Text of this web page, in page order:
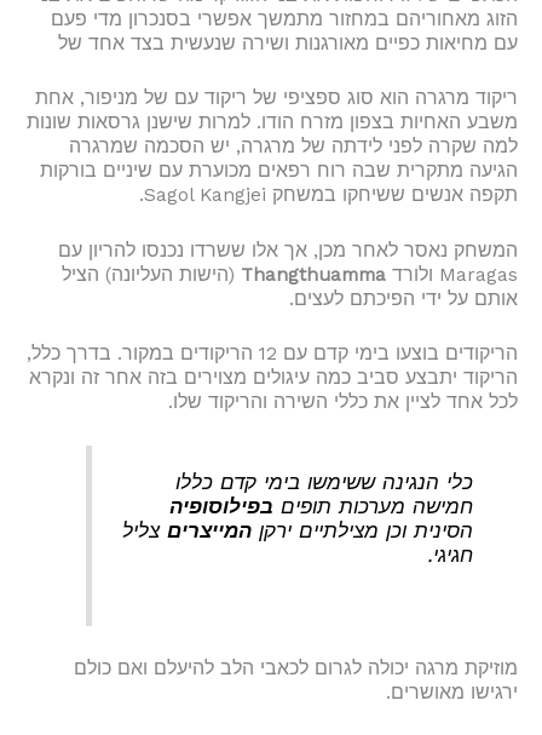
הזוג מאחוריהם במחזור מתמשך אפשרי בסנכרון מדי פעם
עם מחיאות כפיים מאורגנות ושירה שנעשית בצד אחד של
ריקוד מרגרה הוא סוג ספציפי של ריקוד עם של מניפור, אחת
משבע האחיות בצפון מזרח הודו. למרות שישנן גרסאות שונות
למה שקרה לפני לידתה של מרגרה, יש הסכמה שמרגרה
הגיעה מתקרית שבה רוח רפאים מכוערת עם שיניים בורקות
תקפה אנשים ששיחקו במשחק Sagol Kangjei.
המשחק נאסר לאחר מכן, אך אלו ששרדו נכנסו להריון עם
Maragas ולורד
Thangthuamma (הישות העליונה) הציל
אותם על ידי הפיכתם לעצים.
הריקודים בוצעו בימי קדם עם 12 הריקודים במקור. בדרך כלל,
הריקוד יתבצע סביב כמה עיגולים מצוירים בזה אחר זה ונקרא
לכל אחד לציין את כללי השירה והריקוד שלו.
כלי הנגינה ששימשו בימי קדם כללו
חמישה מערכות תופים בפילוסופיה
הסינית וכן מצילתיים ירקןהמייצרים צליל
חגיגי.
מוזיקת מרגה יכולה לגרום לכאבי הלב להיעלם ואם כולם
ירגישו מאושרים.